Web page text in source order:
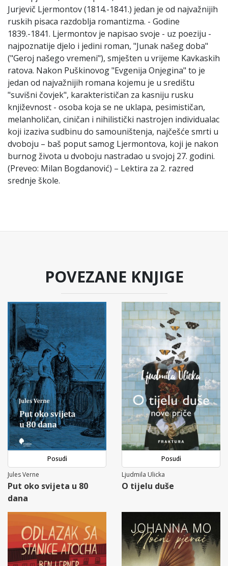
Jurjevič Ljermontov (1814.-1841.) jedan je od najvažnijih
ruskih pisaca razdoblja romantizma. - Godine
1839.-1841. Ljermontov je napisao svoje - uz poeziju -
najpoznatije djelo i jedini roman, "Junak našeg doba"
("Geroj našego vremeni"), smješten u vrijeme Kavkaskih
ratova. Nakon Puškinovog "Evgenija Onjegina" to je
jedan od najvažnijih romana kojemu je u središtu
"suvišni čovjek", karakterističan za kasniju rusku
književnost - osoba koja se ne uklapa, pesimističan,
melanholičan, ciničan i nihilistički nastrojen individualac
koji izaziva sudbinu do samouništenja, najčešće smrti u
dvoboju – baš poput samog Ljermontova, koji je nakon
burnog života u dvoboju nastradao u svojoj 27. godini.
(Preveo: Milan Bogdanović) – Lektira za 2. razred
srednje škole.
POVEZANE KNJIGE
Posudi
Jules Verne
Put oko svijeta u 80
dana
Posudi
Ljudmila Ulicka
O tijelu duše